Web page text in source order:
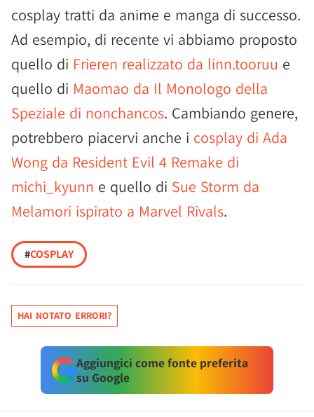
cosplay tratti da anime e manga di successo.
Ad esempio, di recente vi abbiamo proposto
quello di Frieren realizzato da linn.tooruu e
quello di Maomao da Il Monologo della
Speziale di nonchancos. Cambiando genere,
potrebbero piacervi anche i cosplay di Ada
Wong da Resident Evil 4 Remake di
michi_kyunn e quello di Sue Storm da
Melamori ispirato a Marvel Rivals.
#COSPLAY
HAI NOTATO ERRORI?
Aggiungici come fonte preferita
su Google